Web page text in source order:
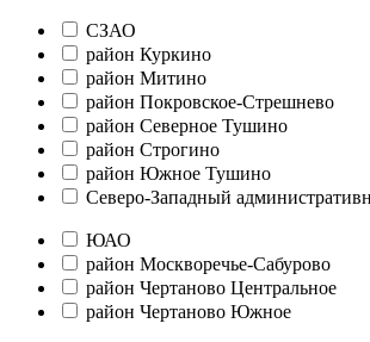
СЗАО
район Куркино
район Митино
район Покровское-Стрешнево
район Северное Тушино
район Строгино
район Южное Тушино
Северо-Западный
ЮАО
район Москворечье-Сабурово
район Чертаново Центральное
район Чертаново Южное